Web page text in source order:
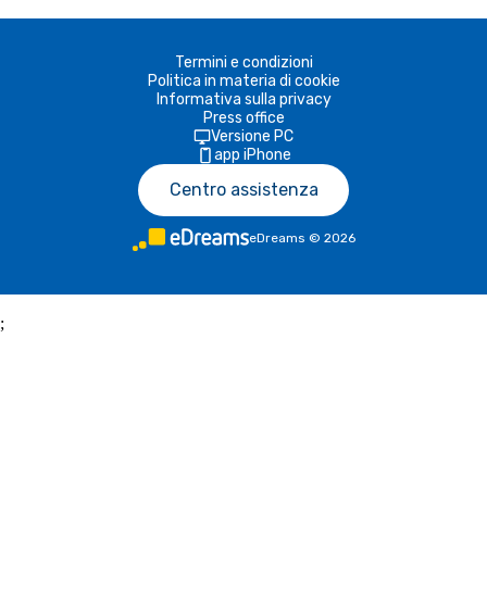
Termini e condizioni
Politica in materia di cookie
Informativa sulla privacy
Press office
Versione PC
app iPhone
Centro assistenza
eDreams © 2026
;